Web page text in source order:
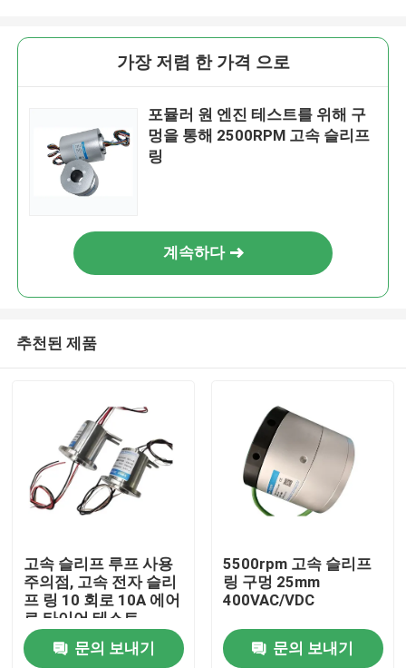
가장 저렴 한 가격 으로
포뮬러 원 엔진 테스트를 위해 구
멍을 통해 2500RPM 고속 슬리프
링
계속하다
추천된 제품
고속 슬리프 루프 사용
주의점, 고속 전자 슬리
프 링 10 회로 10A 에어
로 타이어 테스트
문의 보내기
5500rpm 고속 슬리프
링 구멍 25mm
400VAC/VDC
문의 보내기